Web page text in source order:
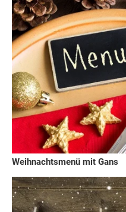
Weihnachtsmenü mit Gans